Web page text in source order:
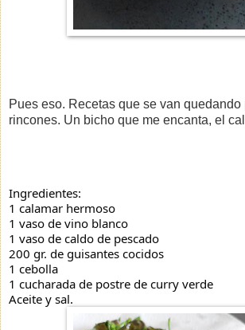
Pues eso. Recetas que se van quedando
rincones. Un bicho que me encanta, el
Ingredientes:
1 calamar hermoso
1 vaso de vino blanco
1 vaso de caldo de pescado
200 gr. de guisantes cocidos
1 cebolla
1 cucharada de postre de curry verde
Aceite y sal.